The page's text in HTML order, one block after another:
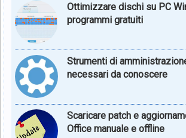
Ottimizzare dischi su PC
programmi gratuiti
Strumenti di
necessari da conoscere
Scaricare patch e
Office manuale e offline